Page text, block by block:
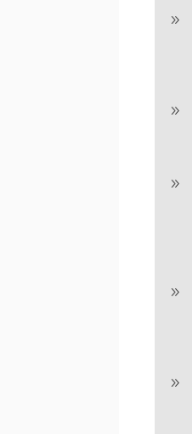
9
9
9
9
9